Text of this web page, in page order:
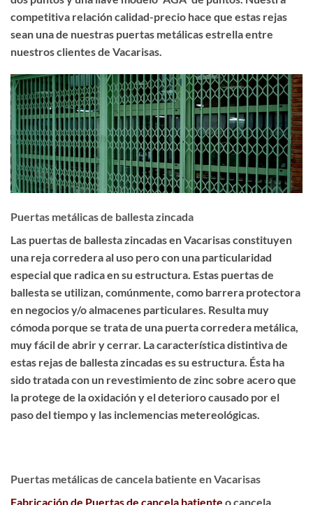
competitiva relación calidad-precio hace que estas rejas
sean una de nuestras puertas metálicas estrella entre
nuestros clientes de Vacarisas.
Puertas metálicas de ballesta zincada
Las puertas de ballesta zincadas en Vacarisasconstituyen
una reja corredera al uso pero con una particularidad
especial que radica en su estructura. Estas puertas de
ballesta se utilizan, comúnmente, como barrera protectora
en negocios y/o almacenes particulares. Resulta muy
cómoda porque se trata de una puerta corredera metálica,
muy fácil de abrir y cerrar. La característica distintiva de
estas rejas de ballesta zincadas es su estructura. Ésta ha
sidotratada con un revestimiento de zinc sobre aceroque
la protege de la oxidación y el deterioro causado por el
paso del tiempo y las inclemencias metereológicas.
Puertas metálicas de cancela batiente en Vacarisas
Fabricación de Puertas de cancela batiente o cancela